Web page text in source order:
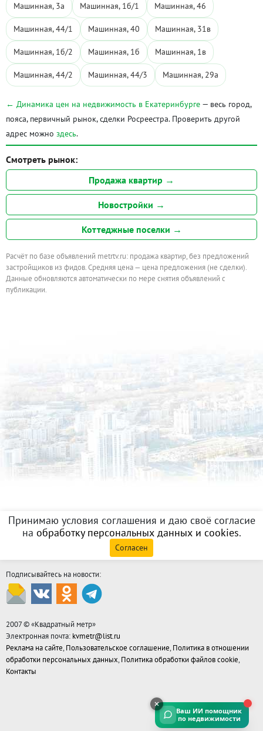
Машинная, 3а Машинная, 1б/1 Машинная, 46
Машинная, 44/1 Машинная, 40 Машинная, 31в
Машинная, 1б/2 Машинная, 1б Машинная, 1в
Машинная, 44/2 Машинная, 44/3 Машинная, 29а
← Динамика цен на недвижимость в Екатеринбурге — весь город,
пояса, первичный рынок, сделки Росреестра. Проверить другой
адрес можно здесь.
Смотреть рынок:
Продажа квартир →
Новостройки →
Коттеджные поселки →
Расчёт по базе объявлений metrtv.ru: продажа квартир, без предложений
застройщиков из фидов. Средняя цена — цена предложения (не сделки).
Данные обновляются автоматически по мере снятия объявлений с
публикации.
Принимаю условия соглашения и даю своё согласие
на обработку персональных данных и cookies.
Согласен
Подписывайтесь на новости:
2007 © «Квадратный метр»
Электронная почта: kvmetr@list.ru
Реклама на сайте, Пользовательское соглашение, Политика в отношении
обработки персональных данных, Политика обработки файлов cookie,
Контакты
Ваш ИИ помощник
по недвижимости